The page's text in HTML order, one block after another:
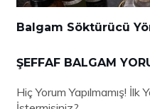
Balgam Söktürücü
ŞEFFAF BALGAM
Hiç Yorum Yapılmamış! İlk